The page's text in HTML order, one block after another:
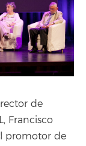
de
Francisco
promotor de